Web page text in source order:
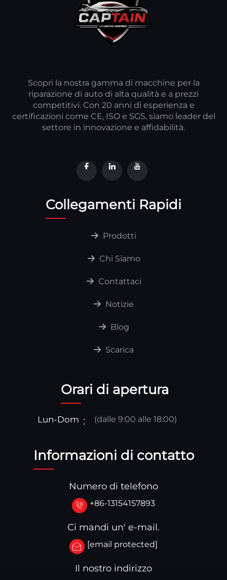
Scopri la nostra gamma di macchine per la
riparazione di auto di alta qualità e a prezzi
competitivi. Con 20 anni di esperienza e
certificazioni come CE, ISO e SGS, siamo leader del
settore in innovazione e affidabilità.
Collegamenti Rapidi
Prodotti
Chi Siamo
Contattaci
Notizie
Blog
Scarica
Orari di apertura
Lun-Dom (dalle 9:00 alle 18:00)
Informazioni di contatto
Numero di telefono
+86-13154157893
Ci mandi un' e-mail.
[email protected]
Il nostro indirizzo